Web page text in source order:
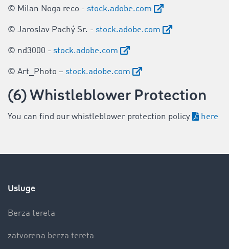
© Milan Noga reco - stock.adobe.com
© Jaroslav Pachý Sr. - stock.adobe.com
© nd3000 - stock.adobe.com
© Art_Photo – stock.adobe.com
(6) Whistleblower Protection
You can find our whistleblower protection policy here
Usluge
Berza tereta
zatvorena berza tereta